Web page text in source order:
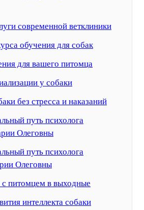
современной ветклиники
обучения для собак
для вашего питомца
у собаки
без стресса и наказаний
путь психолога
Олеговны
путь психолога
Олеговны
с питомцем в выходные
интеллекта собаки